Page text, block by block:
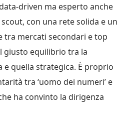
driven ma esperto anche
con una rete solida e un
tra mercati secondari e top
giusto equilibrio tra la
e quella strategica. È proprio
tra ‘uomo dei numeri’ e
ha convinto la dirigenza